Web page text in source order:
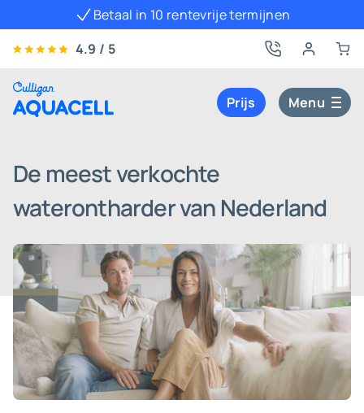
Betaal in 10 rentevrije termijnen
4.9 / 5
Prijs Menu
De meest verkochte
waterontharder van Nederland